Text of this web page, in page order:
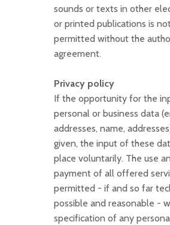
sounds or texts in other
or printed publications is
permitted without the
agreement.
Privacy policy
If the opportunity for the
personal or business data
addresses, name,
given, the input of these
place voluntarily. The use
payment of all offered
permitted - if and so far
possible and reasonable -
specification of any